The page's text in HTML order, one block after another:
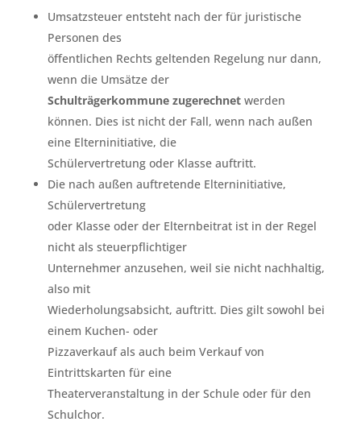
Umsatzsteuer entsteht nach der für juristische
Personen des
öffentlichen Rechts geltenden Regelung nur dann,
wenn die Umsätze der
Schulträgerkommune zugerechnetwerden
können. Dies ist nicht der Fall, wenn nach außen
eine Elterninitiative, die
Schülervertretung oder Klasse auftritt.
Die nach außen auftretende Elterninitiative,
Schülervertretung
oder Klasse oder der Elternbeitrat ist in der Regel
nicht als steuerpflichtiger
Unternehmer anzusehen, weil sie nicht nachhaltig,
also mit
Wiederholungsabsicht, auftritt. Dies gilt sowohl bei
einem Kuchen- oder
Pizzaverkauf als auch beim Verkauf von
Eintrittskarten für eine
Theaterveranstaltung in der Schule oder für den
Schulchor.